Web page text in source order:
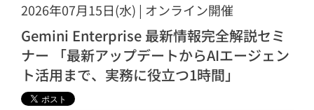
2026年07月15日(水) | オンライン開催
Gemini Enterprise 最新情報完全解説セミ
ナー 「最新アップデートからAIエージェン
ト活用まで、実務に役立つ1時間」